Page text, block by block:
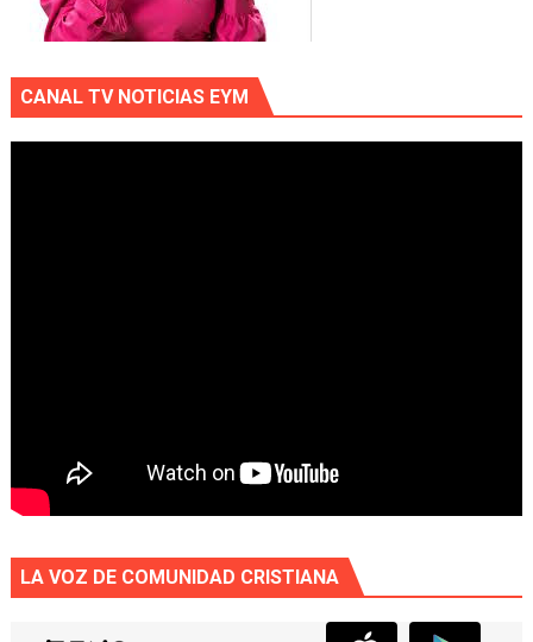
CANAL TV NOTICIAS EYM
LA VOZ DE COMUNIDAD CRISTIANA